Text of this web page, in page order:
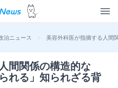
治ニュース > 美容外科医が指摘する人間
間関係の構造的な
れる」知られざる背